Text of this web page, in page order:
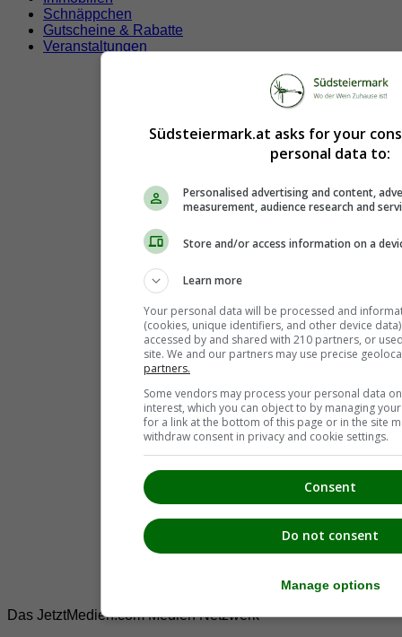
Schnäppchen
Gutscheine & Rabatte
Veranstaltungen
Das JetztMedien.com Medien Netzwerk
Südsteiermark.at asks for your
personal data to:
Personalised advertising and content,
measurement, audience research and
Store and/or access information on a
Learn more
Your personal data will be processed and
(cookies, unique identifiers, and other device
accessed by and shared with 210 partners, or
site. We and our partners may use precise
partners.
Some vendors may process your personal data
interest, which you can object to by managing
for a link at the bottom of this page or in the site
withdraw consent in privacy and cookie settings.
Consent
Do not consent
Manage options